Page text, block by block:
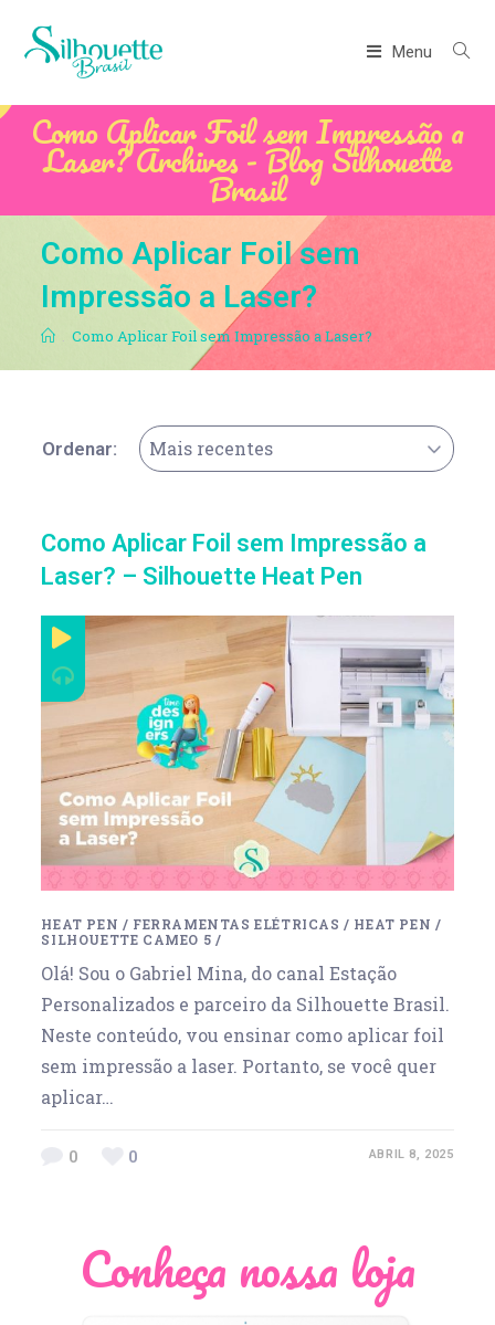
Menu
Como Aplicar Foil sem Impressão a
Laser? Archives - Blog Silhouette
Brasil
Como Aplicar Foil sem
Impressão a Laser?
. Como Aplicar Foil sem Impressão a Laser?
Ordenar: Mais recentes
Como Aplicar Foil sem Impressão a
Laser? – Silhouette Heat Pen
HEAT PEN / FERRAMENTAS ELÉTRICAS / HEAT PEN /
SILHOUETTE CAMEO 5 /
Olá! Sou o Gabriel Mina, do canal Estação
Personalizados e parceiro da Silhouette Brasil.
Neste conteúdo, vou ensinar como aplicar foil
sem impressão a laser. Portanto, se você quer
aplicar…
0 0 ABRIL 8, 2025
Conheça nossa loja